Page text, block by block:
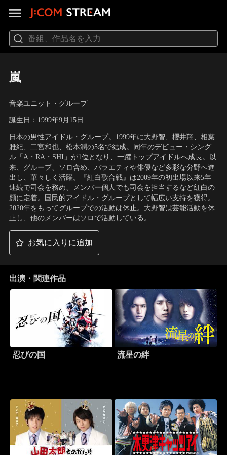
嵐
音楽ユニット・グループ
誕生日：1999年9月15日
日本の男性アイドル・グループ。1999年に大野智、櫻井翔、相葉
雅紀、二宮和也、松本潤の5名で結成。同年のデビュー・シング
ル「A・RA・SHI」が1位となり、一躍トップアイドルへ成長。以
来、グループ、ソロ含め、バラエティや俳優など多彩な分野へ進
出し、華々しく活躍。『紅白歌合戦』は2009年の初出場以来5年
連続で司会を務め、メンバー個人でも司会を担当するなど紅白の
顔に定着。国民的アイドル・グループとして幅広い支持を獲得。
2020年をもってグループでの活動は休止。大野智は芸能活動を休
止し、他のメンバーはソロで活動している。
お気に入りに追加
出演・関連作品
忍びの国 流星の絆